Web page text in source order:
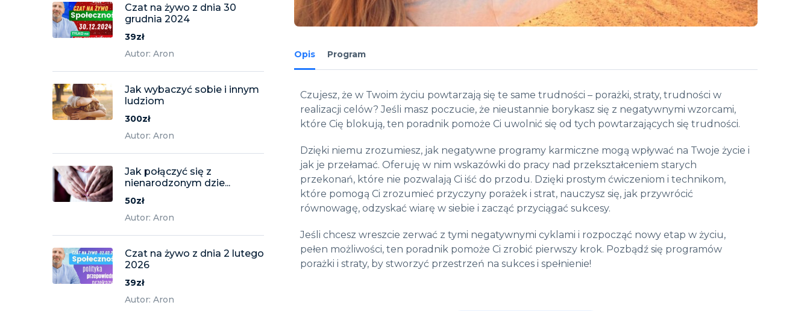
Czat na żywo z dnia 30
grudnia 2024
39zł
Autor: Aron
Jak wybaczyć sobie i innym
ludziom
300zł
Autor: Aron
Jak połączyć się z
nienarodzonym dzie...
50zł
Autor: Aron
Czat na żywo z dnia 2 lutego
2026
39zł
Autor: Aron
Opis Program
Czujesz, że w Twoim życiu powtarzają się te same trudności – porażki, straty, trudności w
realizacji celów? Jeśli masz poczucie, że nieustannie borykasz się z negatywnymi wzorcami,
które Cię blokują, ten poradnik pomoże Ci uwolnić się od tych powtarzających się trudności.
Dzięki niemu zrozumiesz, jak negatywne programy karmiczne mogą wpływać na Twoje życie i
jak je przełamać. Oferuję w nim wskazówki do pracy nad przekształceniem starych
przekonań, które nie pozwalają Ci iść do przodu. Dzięki prostym ćwiczeniom i technikom,
które pomogą Ci zrozumieć przyczyny porażek i strat, nauczysz się, jak przywrócić
równowagę, odzyskać wiarę w siebie i zacząć przyciągać sukcesy.
Jeśli chcesz wreszcie zerwać z tymi negatywnymi cyklami i rozpocząć nowy etap w życiu,
pełen możliwości, ten poradnik pomoże Ci zrobić pierwszy krok. Pozbądź się programów
porażki i straty, by stworzyć przestrzeń na sukces i spełnienie!